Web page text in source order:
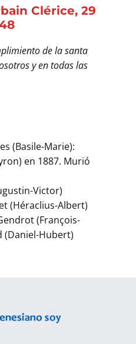
Clérice, 29
de la santa
y en todas las
(Basile-Marie):
en 1887. Murió
Victor)
(Héraclius-Albert)
(François-
(Daniel-Hubert)